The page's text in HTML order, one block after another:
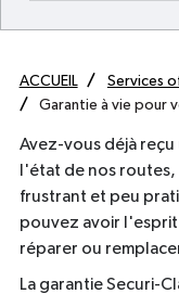
ACCUEIL Services
Garantie à vie pour
Avez-vous déjà
l'état de nos
frustrant et peu
pouvez avoir
réparer ou
La garantie Securi-